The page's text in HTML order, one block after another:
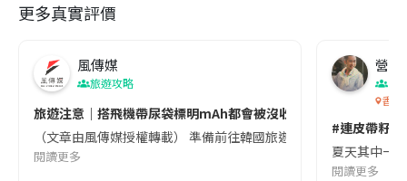
更多真實評價
風傳媒
旅遊攻略
旅遊注意｜搭飛機帶尿袋標明mAh都會被沒收😱出發前切記檢查
（文章由風傳媒授權轉載） 準備前往韓國旅遊的民眾，近期要
閱讀更多
營養
香港
#連皮帶籽
夏天其中一
閱讀更多